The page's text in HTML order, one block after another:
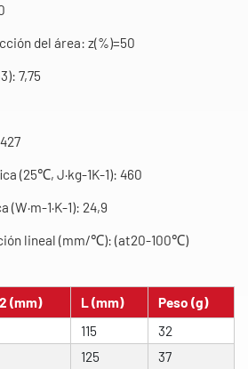
del área: z(%)=50
7,75
(25℃, J·kg-1K-1): 460
1·K-1): 24,9
lineal (mm/℃): (at20-100℃)
(mm) L (mm)
Peso (g)
115
32
125 37